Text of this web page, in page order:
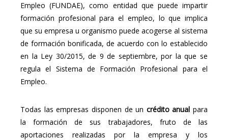
Empleo (FUNDAE), como entidad que puede impartir
formación profesional para el empleo, lo que implica
que su empresa u organismo puede acogerse al sistema
de formación bonificada, de acuerdo con lo establecido
en la Ley 30/2015, de 9 de septiembre, por la que se
regula el Sistema de Formación Profesional para el
Empleo.
Todas las empresas disponen de un crédito anual para
la formación de sus trabajadores, fruto de las
aportaciones realizadas por la empresa y los